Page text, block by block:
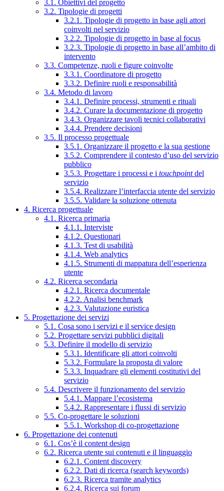
3.1. Obiettivi del progetto
3.2. Tipologie di progetti
3.2.1. Tipologie di progetto in base agli attori
coinvolti nel servizio
3.2.2. Tipologie di progetto in base al focus
3.2.3. Tipologie di progetto in base all’ambito di
intervento
3.3. Competenze, ruoli e figure coinvolte
3.3.1. Coordinatore di progetto
3.3.2. Definire ruoli e responsabilità
3.4. Metodo di lavoro
3.4.1. Definire processi, strumenti e rituali
3.4.2. Curare la documentazione di progetto
3.4.3. Organizzare tavoli tecnici collaborativi
3.4.4. Prendere decisioni
3.5. Il processo progettuale
3.5.1. Organizzare il progetto e la sua gestione
3.5.2. Comprendere il contesto d’uso del servizio
pubblico
3.5.3. Progettare i processi e i touchpointdel
servizio
3.5.4. Realizzare l’interfaccia utente del servizio
3.5.5. Validare la soluzione ottenuta
4. Ricerca progettuale
4.1. Ricerca primaria
4.1.1. Interviste
4.1.2. Questionari
4.1.3. Test di usabilità
4.1.4. Web analytics
4.1.5. Strumenti di mappatura dell’esperienza
utente
4.2. Ricerca secondaria
4.2.1. Ricerca documentale
4.2.2. Analisi benchmark
4.2.3. Valutazione euristica
5. Progettazione dei servizi
5.1. Cosa sono i servizi e il service design
5.2. Progettare servizi pubblici digitali
5.3. Definire il modello di servizio
5.3.1. Identificare gli attori coinvolti
5.3.2. Formulare la proposta di valore
5.3.3. Inquadrare gli elementi costitutivi del
servizio
5.4. Descrivere il funzionamento del servizio
5.4.1. Mappare l’ecosistema
5.4.2. Rappresentare i flussi di servizio
5.5. Co-progettare le soluzioni
5.5.1. Workshop di co-progettazione
6. Progettazione dei contenuti
6.1. Cos’è il content design
6.2. Ricerca utente sui contenuti e il linguaggio
6.2.1. Content discovery
6.2.2. Dati di ricerca (search keywords)
6.2.3. Ricerca tramite analytics
6.2.4. Ricerca sui forum